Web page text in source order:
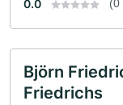
0.0 (0
Björn
Friedrichs